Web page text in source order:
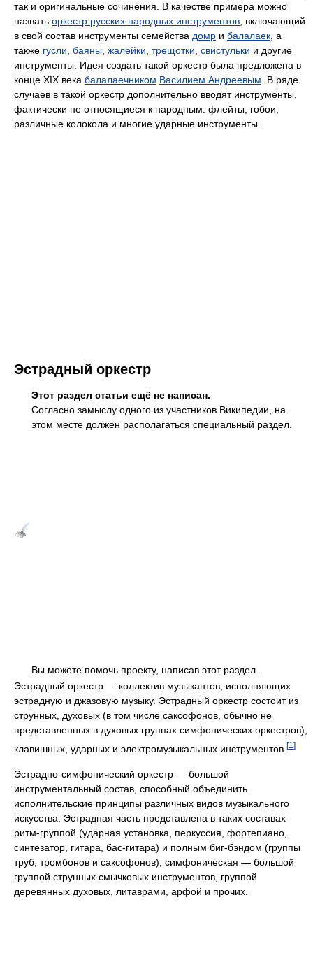
так и оригинальные сочинения. В качестве примера можно
назвать оркестр русских народных инструментов, включающий
в свой состав инструменты семейства домр и балалаек, а
также гусли, баяны, жалейки, трещотки, свистульки и другие
инструменты. Идея создать такой оркестр была предложена в
конце XIX века балалаечником Василием Андреевым. В ряде
случаев в такой оркестр дополнительно вводят инструменты,
фактически не относящиеся к народным: флейты, гобои,
различные колокола и многие ударные инструменты.
Эстрадный оркестр
Этот раздел статьи ещё не написан.
Согласно замыслу одного из участников Википедии, на
этом месте должен располагаться специальный раздел.
Вы можете помочь проекту, написав этот раздел.
Эстрадный оркестр — коллектив музыкантов, исполняющих
эстрадную и джазовую музыку. Эстрадный оркестр состоит из
струнных, духовых (в том числе саксофонов, обычно не
представленных в духовых группах симфонических оркестров),
клавишных, ударных и электромузыкальных инструментов. [1]
Эстрадно-симфонический оркестр — большой
инструментальный состав, способный объединить
исполнительские принципы различных видов музыкального
искусства. Эстрадная часть представлена в таких составах
ритм-группой (ударная установка, перкуссия, фортепиано,
синтезатор, гитара, бас-гитара) и полным биг-бэндом (группы
труб, тромбонов и саксофонов); симфоническая — большой
группой струнных смычковых инструментов, группой
деревянных духовых, литаврами, арфой и прочих.